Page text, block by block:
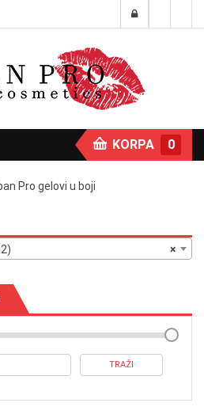
KORPA 0
Pro gelovi u boji
×
TRAŽI